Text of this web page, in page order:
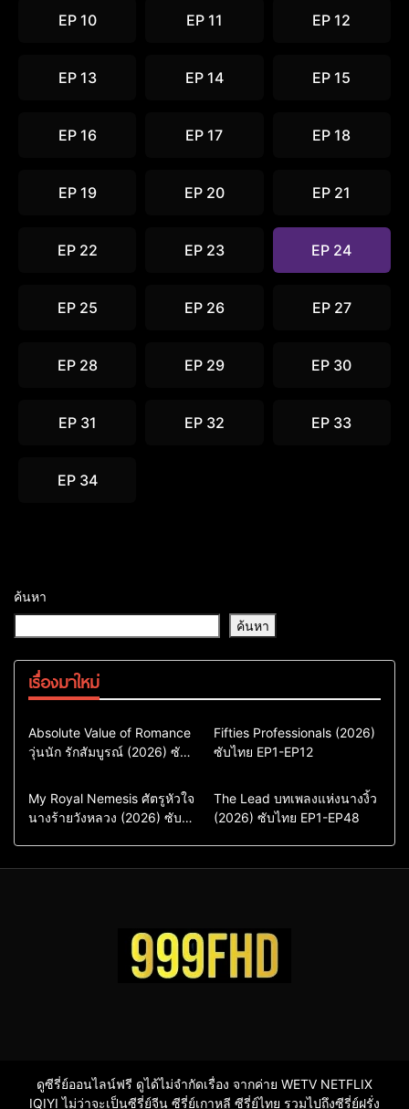
EP 10 EP 11 EP 12
EP 13 EP 14 EP 15
EP 16 EP 17 EP 18
EP 19 EP 20 EP 21
EP 22 EP 23 EP 24
EP 25 EP 26 EP 27
EP 28 EP 29 EP 30
EP 31 EP 32 EP 33
EP 34
ค้นหา
ค้นหา
เรื่องมาใหม่
Comedy
Drama
ซีรี่ย์เกาหลี
ซีรี่ย์เกาหลีพากย์ไทย
Absolute Value of Romance
วุ่นนัก รักสัมบูรณ์ (2026) ซับ
Action & Adventure
Comedy
Drama
ซีรี่ย์เกาหลีซับไทย
Fifties Professionals (2026)
ซับไทย EP1-EP12
Comedy
Drama
Sci-Fi & Fantasy
My Royal Nemesis ศัตรูหัวใจ
นางร้ายวังหลวง (2026) ซับ
Drama
ซีรี่ย์จีน
ซีรี่ย์จีนซับไทย
The Lead บทเพลงแห่งนางงิ้ว
(2026) ซับไทย EP1-EP48
ดูซีรี่ย์ออนไลน์ฟรี ดูได้ไม่จำกัดเรื่อง จากค่าย WETV NETFLIX
IQIYI ไม่ว่าจะเป็นซีรี่ย์จีน ซีรี่ย์เกาหลี ซีรี่ย์ไทย รวมไปถึงซีรี่ย์ฝรั่ง